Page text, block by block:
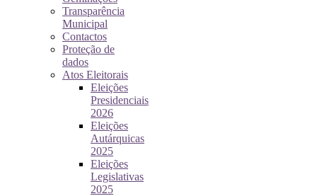
Transparência
Municipal
Contactos
Proteção de
dados
Atos Eleitorais
Eleições
Presidenciais
2026
Eleições
Autárquicas
2025
Eleições
Legislativas
2025